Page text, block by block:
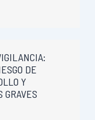
DE
Y
GRAVES